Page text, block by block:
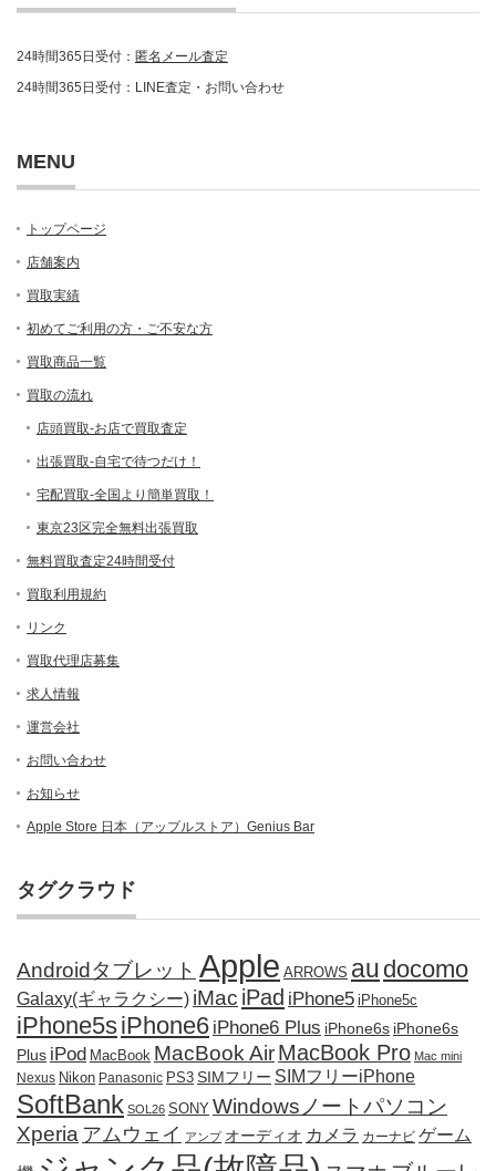
24時間365日受付： 匿名メール査定
24時間365日受付：LINE査定・お問い合わせ
MENU
トップページ
店舗案内
買取実績
初めてご利用の方・ご不安な方
買取商品一覧
買取の流れ
店頭買取-お店で買取査定
出張買取-自宅で待つだけ！
宅配買取-全国より簡単買取！
東京23区完全無料出張買取
無料買取査定24時間受付
買取利用規約
リンク
買取代理店募集
求人情報
運営会社
お問い合わせ
お知らせ
Apple Store 日本（アップルストア）Genius Bar
タグクラウド
Androidタブレット Apple ARROWS au docomo
Galaxy(ギャラクシー) iMac iPad iPhone5 iPhone5c
iPhone5siPhone6 iPhone6 Plus iPhone6s iPhone6s
Plus iPod MacBook MacBook AirMacBook Pro Mac mini
Nexus Nikon Panasonic PS3 SIMフリー SIMフリーiPhone
SoftBank SOL26 SONY Windowsノートパソコン
Xperia アムウェイ アンプ オーディオ カメラ カーナビ ゲーム